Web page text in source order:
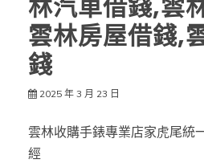
林汽車借錢,雲
雲林房屋借錢,
錢
2025 年 3 月 23 日
雲林收購手錶專業店家虎尾統
經